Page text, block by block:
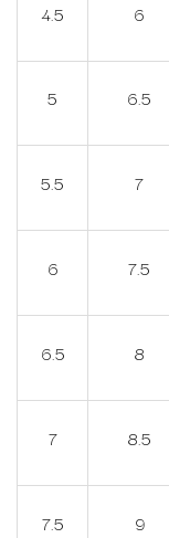
4.5 6
5 6.5
5.5 7
6 7.5
6.5 8
7 8.5
7.5 9